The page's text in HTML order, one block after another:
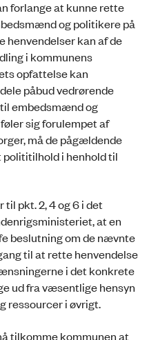
forlange at kunne rette
og politikere på
henvendelser kan af de
i kommunens
opfattelse kan
påbud vedrørende
embedsmænd og
sig forulempet af
må de pågældende
polititilhold i henhold til
pkt. 2, 4 og 6 i det
at en
beslutning om de nævnte
til at rette henvendelse
i det konkrete
ud fra væsentlige hensyn
ressourcer i øvrigt.
tilkomme kommunen at